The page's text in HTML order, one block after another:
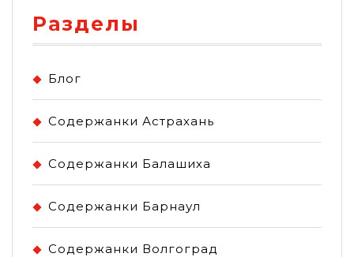
Разделы
Блог
Содержанки Астрахань
Содержанки Балашиха
Содержанки Барнаул
Содержанки Волгоград